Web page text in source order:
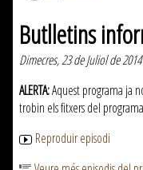
Butlletins
Dimecres, 23 de Juliol de 2014
ALERTA:Aquest programa ja
trobin els fitxers del
Reproduir episodi